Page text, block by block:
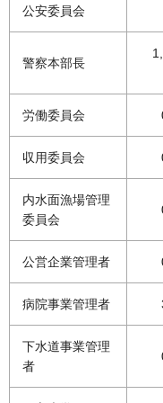
公安委員会
警察本部長
労働委員会
収用委員会
内水面漁場管理
委員会
公営企業管理者
病院事業管理者
下水道事業管理
者